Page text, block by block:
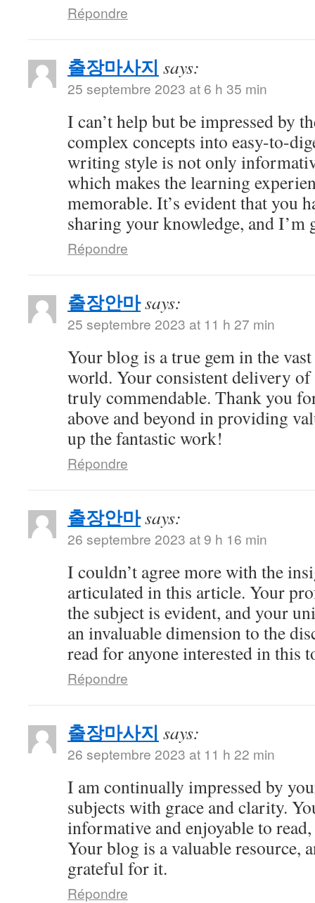
Répondre
출장마사지 says:
25 septembre 2023 at 6 h 35 min
I can’t help but be impressed by
complex concepts into easy-to-
writing style is not only
which makes the learning
memorable. It’s evident that you
sharing your knowledge, and I’m
Répondre
출장안마says:
25 septembre 2023 at 11 h 27 min
Your blog is a true gem in the
world. Your consistent delivery
truly commendable. Thank you
above and beyond in providing
up the fantastic work!
Répondre
출장안마says:
26 septembre 2023 at 9 h 16 min
I couldn’t agree more with the
articulated in this article. Your
the subject is evident, and your
an invaluable dimension to the
read for anyone interested in this
Répondre
출장마사지 says:
26 septembre 2023 at 11 h 22 min
I am continually impressed by
subjects with grace and clarity.
informative and enjoyable to
Your blog is a valuable resource,
grateful for it.
Répondre